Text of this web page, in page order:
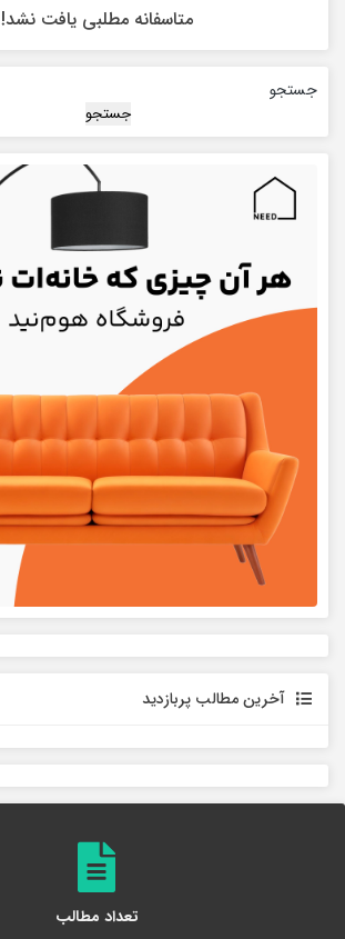
متاسفانه مطلبی یافت نشد!
جستجو
جستجو
آخرین مطالب پربازدید
تعداد مطالب